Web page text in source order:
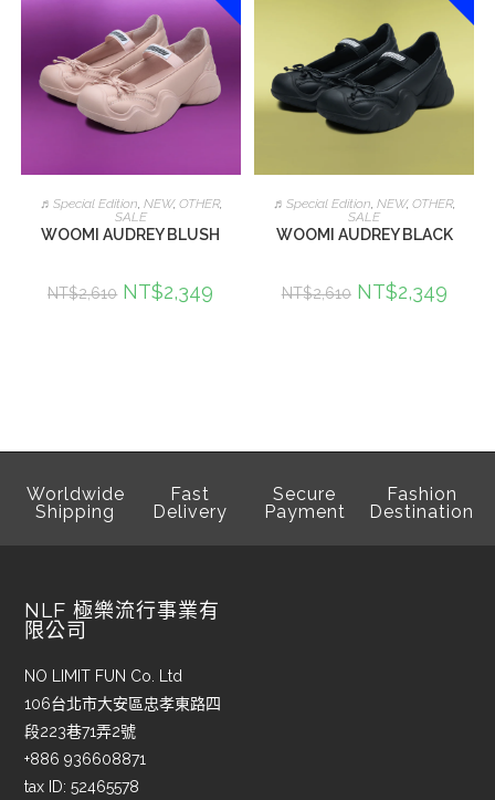
加入購物車
♬Special Edition, NEW, OTHER,
SALE
WOOMI AUDREY BLUSH
NT$2,610 NT$2,349
加入購物車
♬Special Edition,NEW,OTHER,
SALE
WOOMI AUDREY BLACK
NT$2,610 NT$2,349
Worldwide
Shipping
Fast
Delivery
Secure
Payment
Fashion
Destination
NLF 極樂流行事業有
限公司
NO LIMIT FUN Co. Ltd
106台北市大安區忠孝東路四
段223巷71弄2號
+886 936608871
tax ID: 52465578